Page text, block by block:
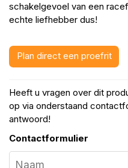
schakelgevoel van een
echte liefhebber dus!
Plan direct een proefrit
Heeft u vragen over dit
op via onderstaand
antwoord!
Contactformulier